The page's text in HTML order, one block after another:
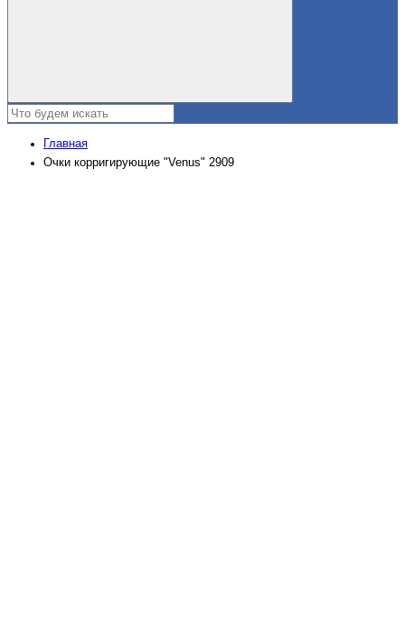
Главная
Очки корригирующие "Venus" 2909